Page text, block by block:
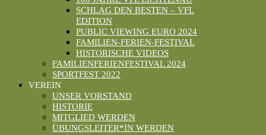
SCHLAG DEN BESTEN – VFL
EDITION
PUBLIC VIEWING EURO 2024
FAMILIEN-FERIEN-FESTIVAL
HISTORISCHE VIDEOS
FAMILIENFERIENFESTIVAL 2024
SPORTFEST 2022
VEREIN
UNSER VORSTAND
HISTORIE
MITGLIED WERDEN
ÜBUNGSLEITER*IN WERDEN